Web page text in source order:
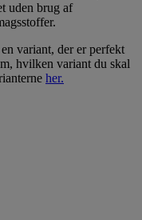
uden brug af
variant, der er perfekt
hvilken variant du skal
her.